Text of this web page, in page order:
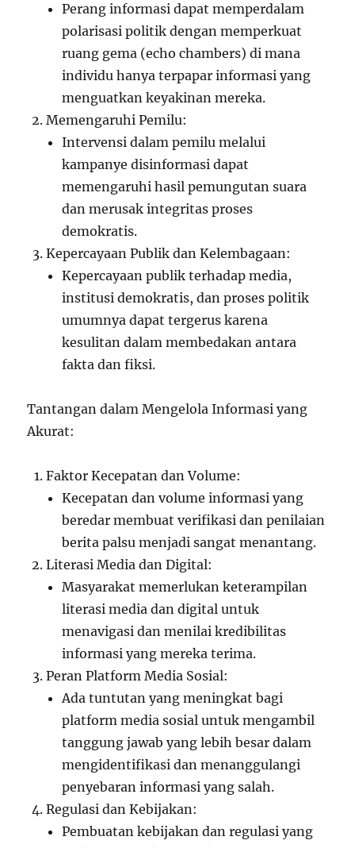
Perang informasi dapat memperdalam
polarisasi politik dengan memperkuat
ruang gema (echo chambers) di mana
individu hanya terpapar informasi yang
menguatkan keyakinan mereka.
Memengaruhi Pemilu:
Intervensi dalam pemilu melalui
kampanye disinformasi dapat
memengaruhi hasil pemungutan suara
dan merusak integritas proses
demokratis.
Kepercayaan Publik dan Kelembagaan:
Kepercayaan publik terhadap media,
institusi demokratis, dan proses politik
umumnya dapat tergerus karena
kesulitan dalam membedakan antara
fakta dan fiksi.
Tantangan dalam Mengelola Informasi yang
Akurat:
Faktor Kecepatan dan Volume:
Kecepatan dan volume informasi yang
beredar membuat verifikasi dan penilaian
berita palsu menjadi sangat menantang.
Literasi Media dan Digital:
Masyarakat memerlukan keterampilan
literasi media dan digital untuk
menavigasi dan menilai kredibilitas
informasi yang mereka terima.
Peran Platform Media Sosial:
Ada tuntutan yang meningkat bagi
platform media sosial untuk mengambil
tanggung jawab yang lebih besar dalam
mengidentifikasi dan menanggulangi
penyebaran informasi yang salah.
Regulasi dan Kebijakan:
Pembuatan kebijakan dan regulasi yang